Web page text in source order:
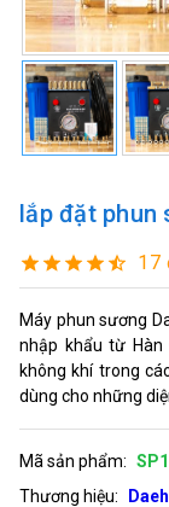
lắp đặt phun
17
Máy phun sương
nhập khẩu từ
không khí trong
dùng cho những
Mã sản phẩm:
Thương hiệu: